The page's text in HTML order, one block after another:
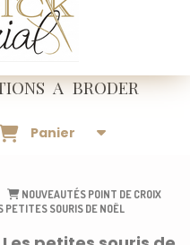
A BRODER
Panier
NOUVEAUTÉS POINT DE CROIX
PETITES SOURIS DE NOËL